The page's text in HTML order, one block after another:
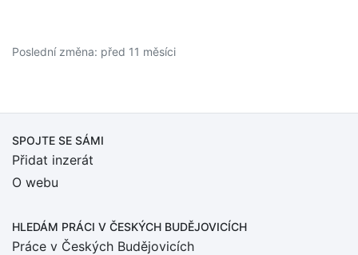
Poslední změna: před 11 měsíci
SPOJTE SE SÁMI
Přidat inzerát
O webu
HLEDÁM PRÁCI V ČESKÝCH BUDĚJOVICÍCH
Práce v Českých Budějovicích